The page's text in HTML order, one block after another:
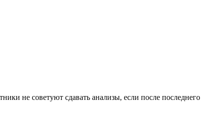
не советуют сдавать анализы, если после последнего